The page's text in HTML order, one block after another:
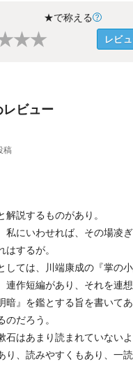
★で称える
★★ レビ
ビュー
稿
説するものがあり。
私にいわせれば、その場凌
するが。
しては、川端康成の『掌の小
連作短編があり、それを連
暗』を鑑とする旨を書いて
だろう。
石はあまり読まれていない
り、読みやすくもあり、一